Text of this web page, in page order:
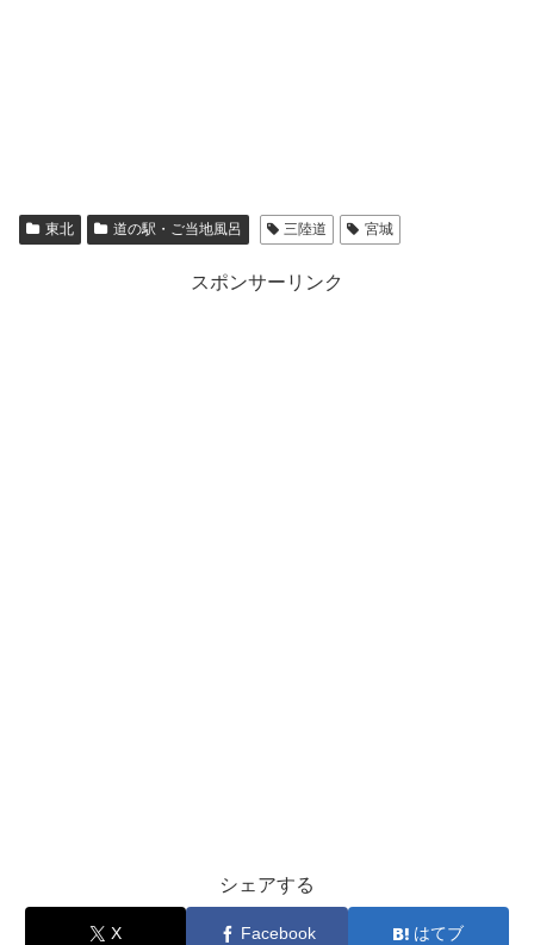
東北 道の駅・ご当地風呂 三陸道 宮城
スポンサーリンク
シェアする
X Facebook はてブ